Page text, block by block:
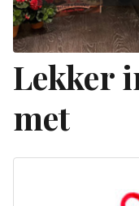
Lekker
met